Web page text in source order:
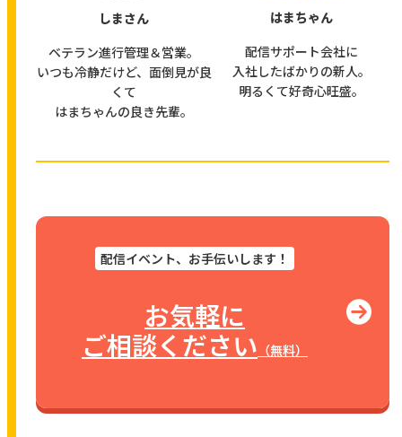
しまさん
ベテラン進行管理＆営業。
いつも冷静だけど、面倒見が良
くて
はまちゃんの良き先輩。
はまちゃん
配信サポート会社に
入社したばかりの新人。
明るくて好奇心旺盛。
配信イベント、お手伝いします！
お気軽に
ご相談ください （無料）